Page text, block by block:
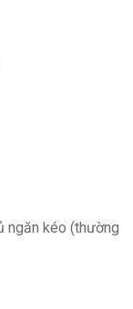
ngăn kéo (thường